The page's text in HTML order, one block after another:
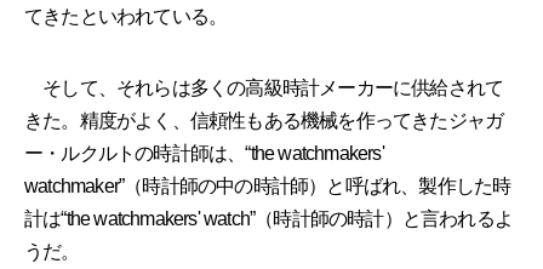
てきたといわれている。
そして、それらは多くの高級時計メーカーに供給されて
きた。精度がよく、信頼性もある機械を作ってきたジャガ
ー・ルクルトの時計師は、“the watchmakers'
watchmaker”（時計師の中の時計師）と呼ばれ、製作した時
計は“the watchmakers' watch”（時計師の時計）と言われるよ
うだ。